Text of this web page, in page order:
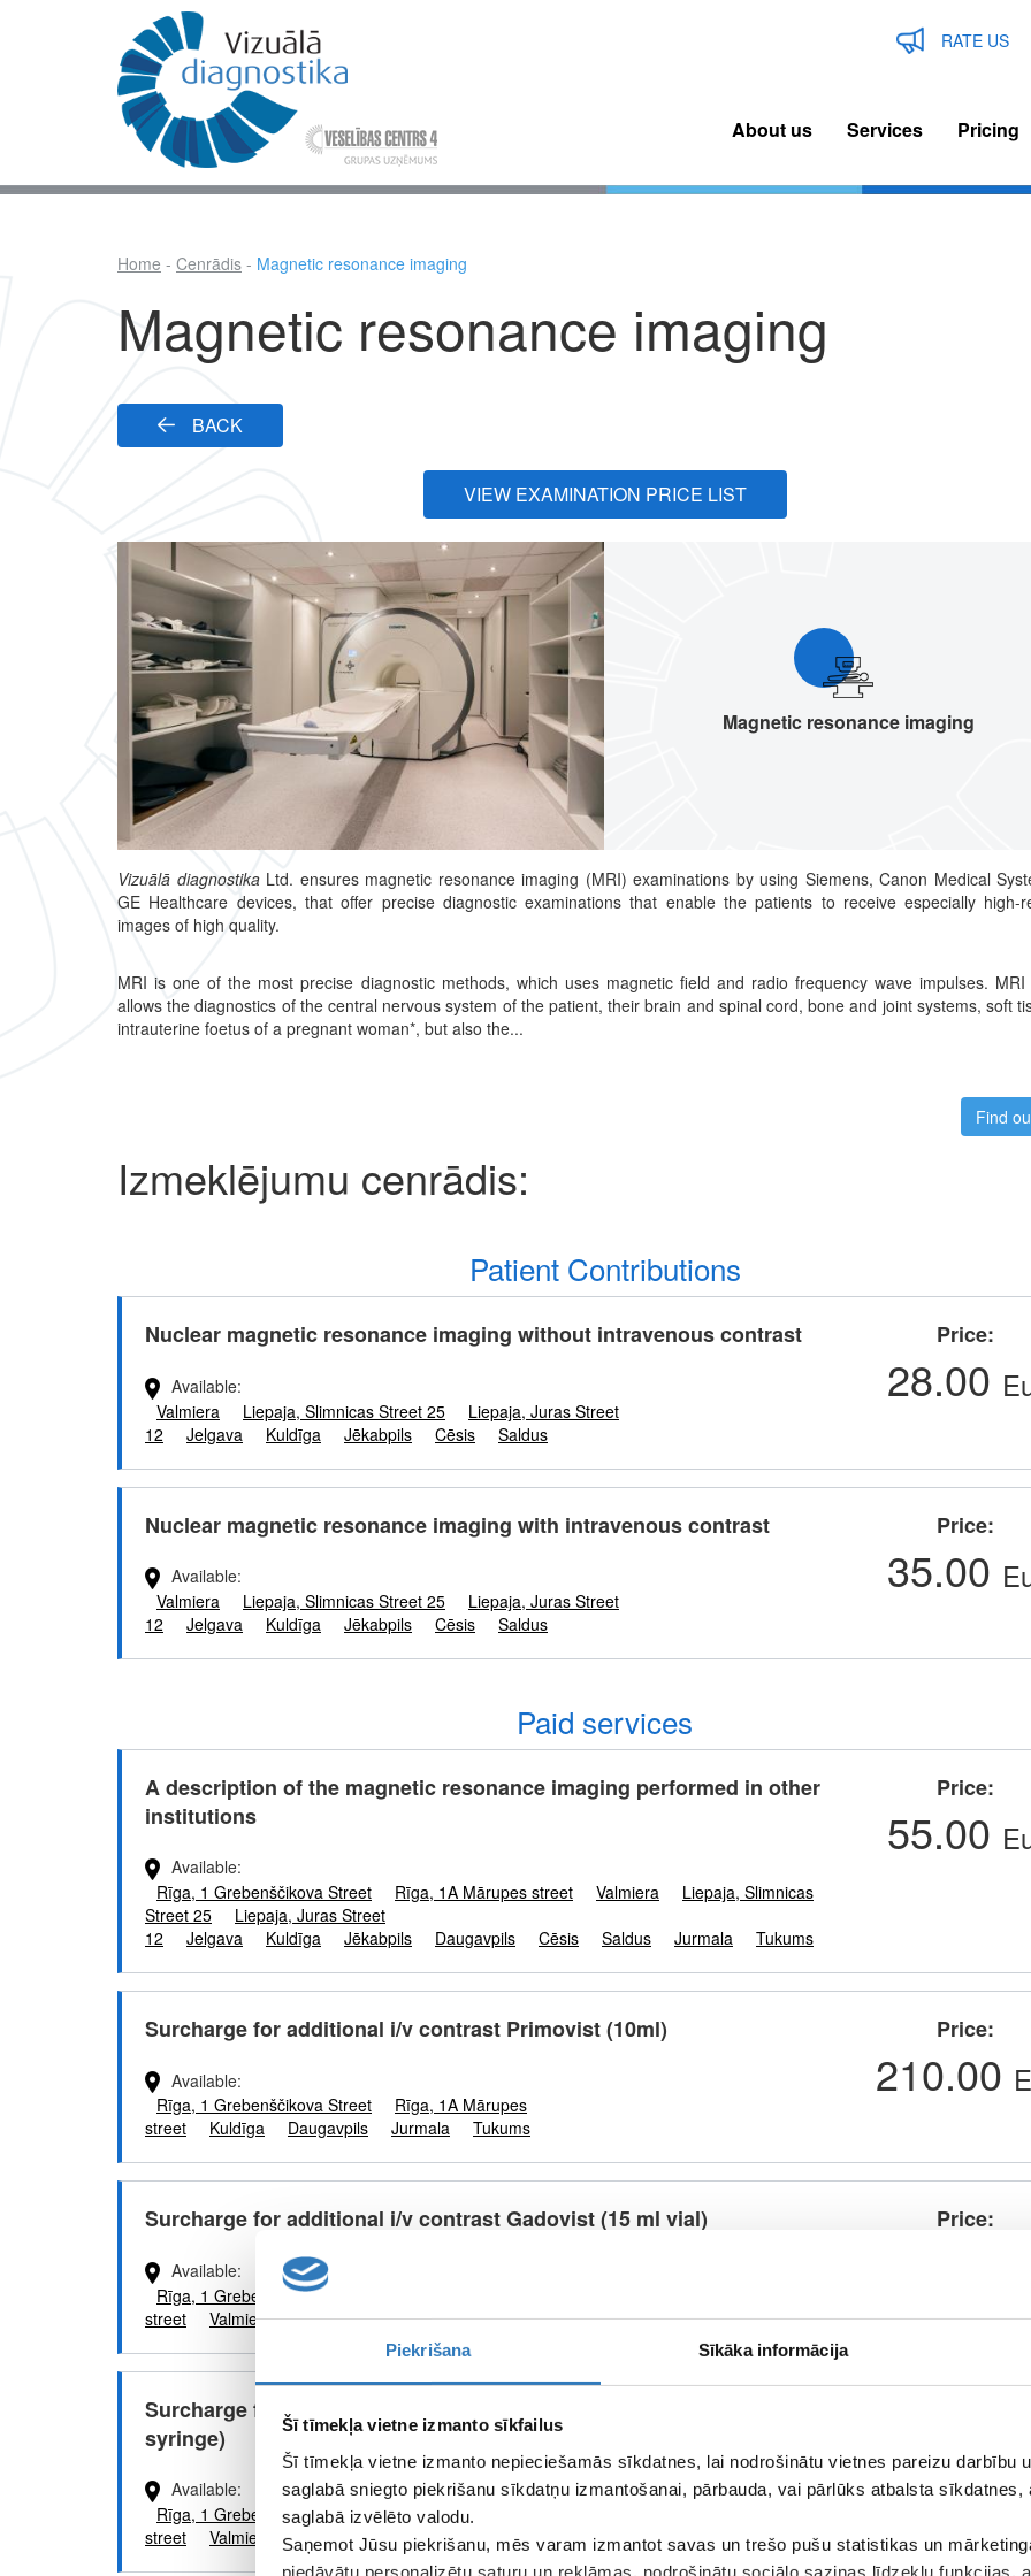
Piekrišana Sīkāka informācija
Šī tīmekļa vietne izmanto sīkfailus
Šī tīmekļa vietne izmanto nepieciešamās sīkdatnes, lai nodrošinātu vietnes pareizu darbību
saglabā sniegto piekrišanu sīkdatņu izmantošanai, pārbauda, vai pārlūks atbalsta
saglabā izvēlēto valodu.
Saņemot Jūsu piekrišanu, mēs varam izmantot savas un trešo pušu statistikas un
piedāvātu personalizētu saturu un reklāmas, nodrošinātu sociālo saziņas līdzekļu funkcijas,
RATE US
navigation
About us Services Pricing
Home Cenrādis Magnetic resonance imaging
Magnetic resonance imaging
BACK
VIEW EXAMINATION PRICE LIST
Magnetic resonance imaging
Vizuālā diagnostikaLtd. ensures magnetic resonance imaging (MRI) examinations by using Siemens, Canon Medical
GE Healthcare devices, that offer precise diagnostic examinations that enable the patients to receive especially high-
images of high quality.
MRI is one of the most precise diagnostic methods, which uses magnetic field and radio frequency wave impulses.
allows the diagnostics of the central nervous system of the patient, their brain and spinal cord, bone and joint systems, soft
intrauterine foetus of a pregnant woman*, but also the...
Find
Izmeklējumu cenrādis:
Patient Contributions
Nuclear magnetic resonance imaging without intravenous contrast
Available
Valmiera
Liepaja, Slimnicas Street 25
Liepaja, Juras Street
12
Jelgava Kuldīga Jēkabpils Cēsis Saldus
Price
28.00
Nuclear magnetic resonance imaging with intravenous contrast
Available
Valmiera
Liepaja, Slimnicas Street 25
Liepaja, Juras Street
12
Jelgava Kuldīga Jēkabpils Cēsis Saldus
Price
35.00
Paid services
A description of the magnetic resonance imaging performed in other
institutions
Available
Rīga, 1 Grebenščikova Street
Rīga, 1A Mārupes street Valmiera
Liepaja, Slimnicas
Street 25
Liepaja, Juras Street
12
Jelgava Kuldīga Jēkabpils Daugavpils Cēsis Saldus Jurmala Tukums
Price
55.00
Surcharge for additional i/v contrast Primovist (10ml)
Available
Rīga, 1 Grebenščikova Street
Rīga, 1A Mārupes
street
Kuldīga Daugavpils Jurmala Tukums
Price
210.00
Surcharge for additional i/v contrast Gadovist (15 ml vial)
Available
Rīga, 1 Grebenščikova Street
street
Valmiera Jelgava Kuldīga Jēkabpils Daugavpils Cēsis Saldus Jurmala Tukums
Price
Surcharge for additional i/v contrast Gadovist (15 ml pre-filled
syringe)
Available
Rīga, 1 Grebenščikova Street
Rīga, 1A Mārupes
street
Valmiera Jelgava Kuldīga Jēkabpils Daugavpils Cēsis Saldus Jurmala Tukums
130.00